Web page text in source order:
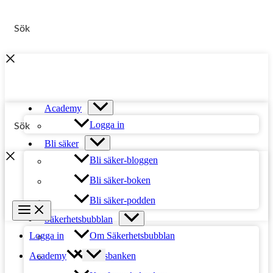
innehåll
Academy
Logga in
Bli säker
Bli säker-bloggen
Bli säker-boken
Bli säker-podden
Säkerhetsbubblan
Om Säkerhetsbubblan
Platsbanken
Logga in
Academy